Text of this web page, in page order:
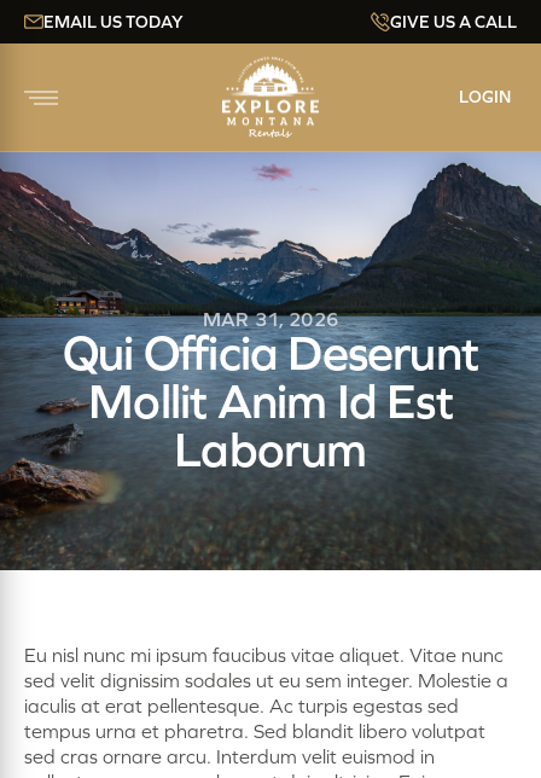
EMAIL US TODAY GIVE US A CALL
LOGIN
MAR 31, 2026
Qui Officia Deserunt
Mollit Anim Id Est
Laborum
Eu nisl nunc mi ipsum faucibus vitae aliquet. Vitae nunc
sed velit dignissim sodales ut eu sem integer. Molestie a
iaculis at erat pellentesque. Ac turpis egestas sed
tempus urna et pharetra. Sed blandit libero volutpat
sed cras ornare arcu. Interdum velit euismod in